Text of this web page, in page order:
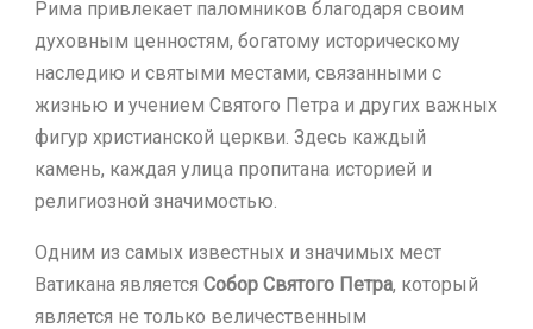
Рима привлекает паломников благодаря своим
духовным ценностям, богатому историческому
наследию и святыми местами, связанными с
жизнью и учением Святого Петра и других важных
фигур христианской церкви. Здесь каждый
камень, каждая улица пропитана историей и
религиозной значимостью.
Одним из самых известных и значимых мест
Ватикана является Собор Святого Петра, который
является не только величественным